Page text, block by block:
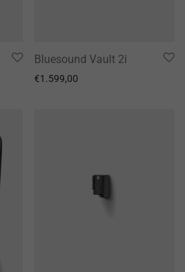
Bluesound Vault 2i
€1.599,00